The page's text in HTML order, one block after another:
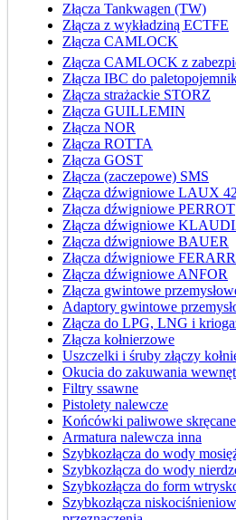
Złącza Tankwagen (TW)
Złącza z wykładziną ECTFE
Złącza CAMLOCK
Złącza CAMLOCK z
Złącza IBC do
Złącza strażackie STORZ
Złącza GUILLEMIN
Złącza NOR
Złącza ROTTA
Złącza GOST
Złącza (zaczepowe) SMS
Złącza dźwigniowe LAUX 42
Złącza dźwigniowe PERROT
Złącza dźwigniowe
Złącza dźwigniowe BAUER
Złącza dźwigniowe
Złącza dźwigniowe ANFOR
Złącza gwintowe
Adaptory gwintowe
Złącza do LPG, LNG i
Złącza kołnierzowe
Uszczelki i śruby złączy
Okucia do zakuwania
Filtry ssawne
Pistolety nalewcze
Końcówki paliwowe skręcane
Armatura nalewcza inna
Szybkozłącza do wody
Szybkozłącza do wody
Szybkozłącza do form
Szybkozłącza